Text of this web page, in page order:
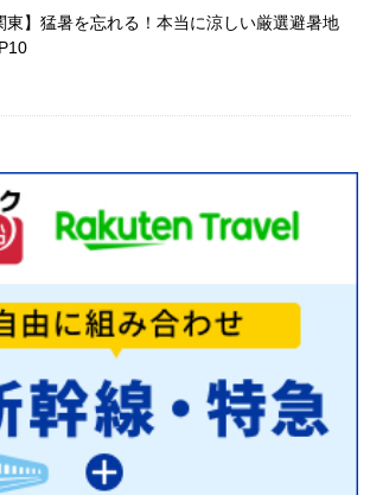
東】猛暑を忘れる！本当に涼しい厳選避暑地